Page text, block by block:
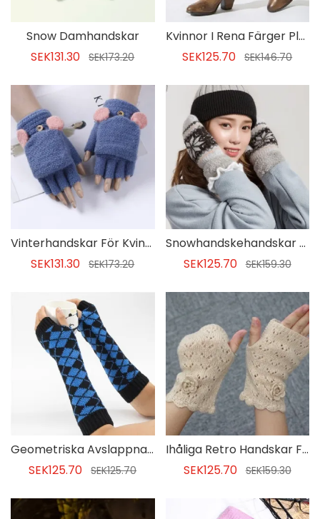
Snow Damhandskar
SEK131.30
SEK173.20
Kvinnor I Rena Färger Plyschkängor Manschettstrumpor
SEK125.70
SEK146.70
Vinterhandskar För Kvinnor
SEK131.30
SEK173.20
Snowhandskehandskar För Kvinnor
SEK125.70 SEK159.30
Geometriska Avslappnade Fallhandskar För Akryl
SEK125.70
SEK125.70
Ihåliga Retro Handskar För Kvinnor
SEK125.70 SEK159.30